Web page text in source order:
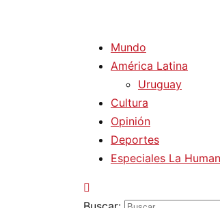
Mundo
América Latina
Uruguay
Cultura
Opinión
Deportes
Especiales La